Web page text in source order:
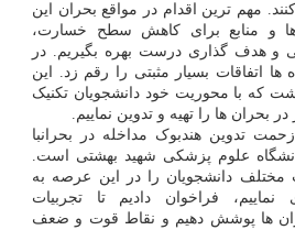
مهم ترین اقدام در مواقع بحران این
و منابع برای کاهش سطح خسارت،
و هدف گذاری درست بهره بگیریم. در
ها اتفاقات بسیار مثبتی را رقم زد. این
که با محوریت خود دانشجویان تکنیک
ها را تهیه و تدوین نماییم.
تدوین هندبوک مداخله در بحرانبا
علوم پزشکی شهید بهشتی است.
مختلف دانشجویان را در این عرصه به
فراخوان دادیم تا تجربیات
ها پوشش دهیم و نقاط قوت و ضعف